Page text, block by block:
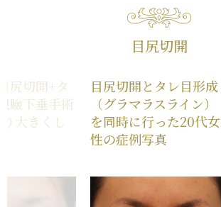
目尻切開
尻切開+タ
瞼下垂手術
大きくし
目尻切開とタレ目形成
（グラマラスライン）
を同時に行った20代女
性の症例写真